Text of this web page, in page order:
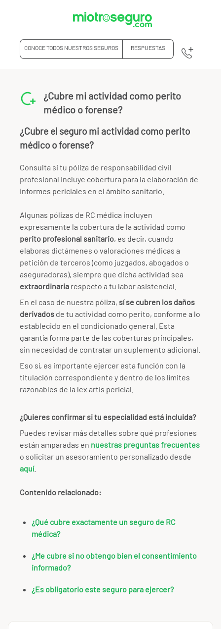
CONOCE TODOS NUESTROS SEGUROS RESPUESTAS
¿Cubre mi actividad como perito
médico o forense?
¿Cubre el seguro mi actividad como perito
médico o forense?
Consulta si tu póliza de responsabilidad civil
profesional incluye cobertura para la elaboración de
informes periciales en el ámbito sanitario.
Algunas pólizas de RC médica incluyen
expresamente la cobertura de la actividad como
perito profesional sanitario, es decir, cuando
elaboras dictámenes o valoraciones médicas a
petición de terceros (como juzgados, abogados o
aseguradoras), siempre que dicha actividad sea
extraordinaria respecto a tu labor asistencial.
En el caso de nuestra póliza, sí se cubren los daños
derivados de tu actividad como perito, conforme a lo
establecido en el condicionado general. Esta
garantía forma parte de las coberturas principales,
sin necesidad de contratar un suplemento adicional.
Eso sí, es importante ejercer esta función con la
titulación correspondiente y dentro de los límites
razonables de la lex artis pericial.
¿Quieres confirmar si tu especialidad está incluida?
Puedes revisar más detalles sobre qué profesiones
están amparadas en nuestras preguntas frecuentes
o solicitar un asesoramiento personalizado desde
aquí.
Contenido relacionado:
¿Qué cubre exactamente un seguro de RC
médica?
¿Me cubre si no obtengo bien el consentimiento
informado?
¿Es obligatorio este seguro para ejercer?